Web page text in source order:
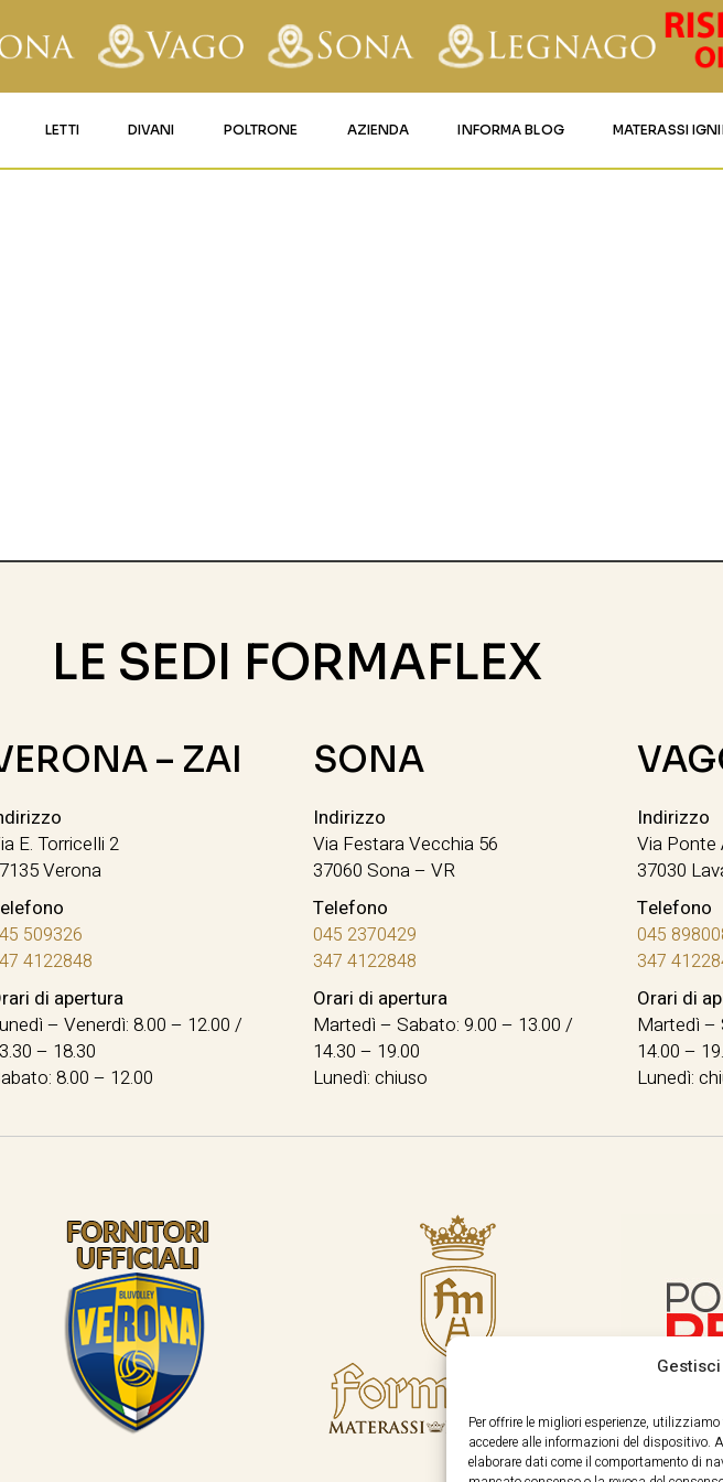
Per offrire le migliori esperienze,
accedere alle informazioni del dispositivo.
elaborare dati come il comportamento di
LETTI DIVANI POLTRONE AZIENDA INFORMA BLOG MATERASSI
LE SEDI FORMAFLEX
– ZAI
E. Torricelli 2
Verona
509326
4122848
di apertura
– Venerdì: 8.00 – 12.00 /
– 18.30
8.00 – 12.00
SONA
Indirizzo
Via Festara Vecchia 56
37060 Sona – VR
Telefono
045 2370429
347 4122848
Orari di apertura
Martedì – Sabato: 9.00 – 13.00 /
14.30 – 19.00
Lunedì: chiuso
Indirizzo
Via Ponte
37030
Telefono
045
347
Orari di
Martedì –
14.00 –
Lunedì: